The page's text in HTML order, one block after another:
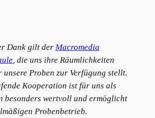
Dank gilt der Macromedia
, die uns ihre Räumlichkeiten
unsere Proben zur Verfügung stellt.
Kooperation ist für uns als
besonders wertvoll und ermöglicht
Probenbetrieb.